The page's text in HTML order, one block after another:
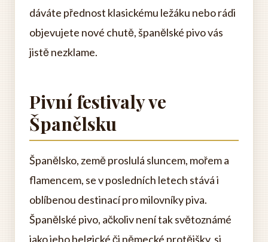
dáváte přednost klasickému ležáku nebo rádi
objevujete nové chutě, španělské pivo vás
jistě nezklame.
Pivní festivaly ve
Španělsku
Španělsko, země proslulá sluncem, mořem a
flamencem, se v posledních letech stává i
oblíbenou destinací pro milovníky piva.
Španělské pivo, ačkoliv není tak světoznámé
jako jeho belgické či německé protějšky, si